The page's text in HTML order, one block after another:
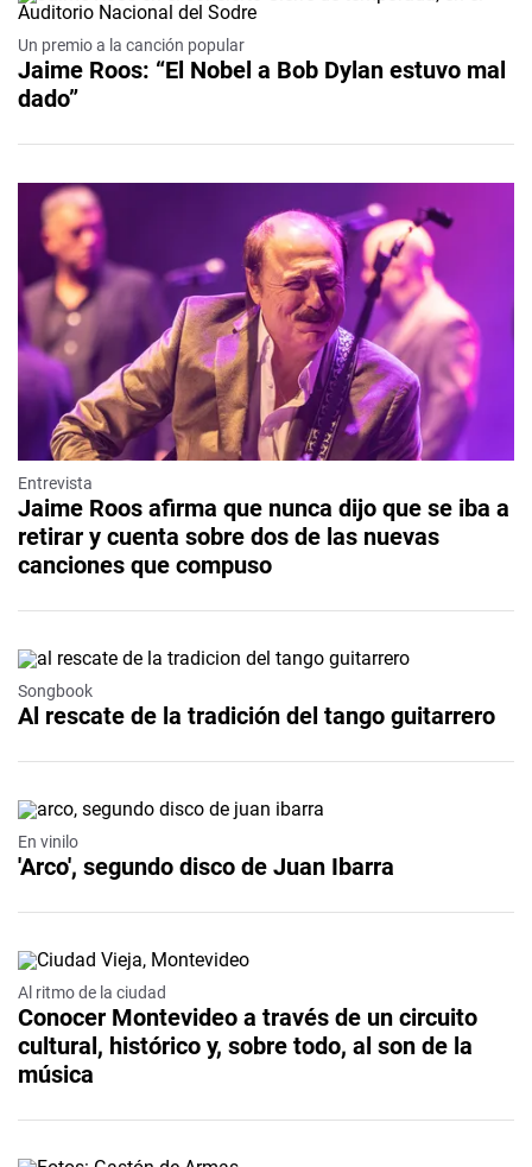
Un premio a la canción popular
Jaime Roos: “El Nobel a Bob Dylan estuvo mal
dado”
Entrevista
Jaime Roos afirma que nunca dijo que se iba a
retirar y cuenta sobre dos de las nuevas
canciones que compuso
Songbook
Al rescate de la tradición del tango guitarrero
En vinilo
'Arco', segundo disco de Juan Ibarra
Al ritmo de la ciudad
Conocer Montevideo a través de un circuito
cultural, histórico y, sobre todo, al son de la
música